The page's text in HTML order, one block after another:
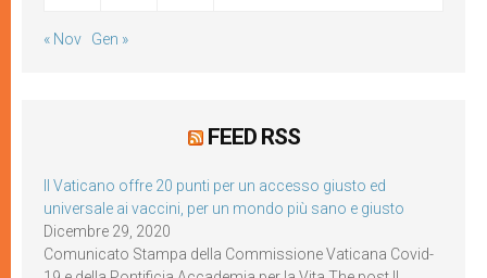
« Nov Gen »
FEED RSS
Il Vaticano offre 20 punti per un accesso giusto ed
universale ai vaccini, per un mondo più sano e giusto
Dicembre 29, 2020
Comunicato Stampa della Commissione Vaticana Covid-